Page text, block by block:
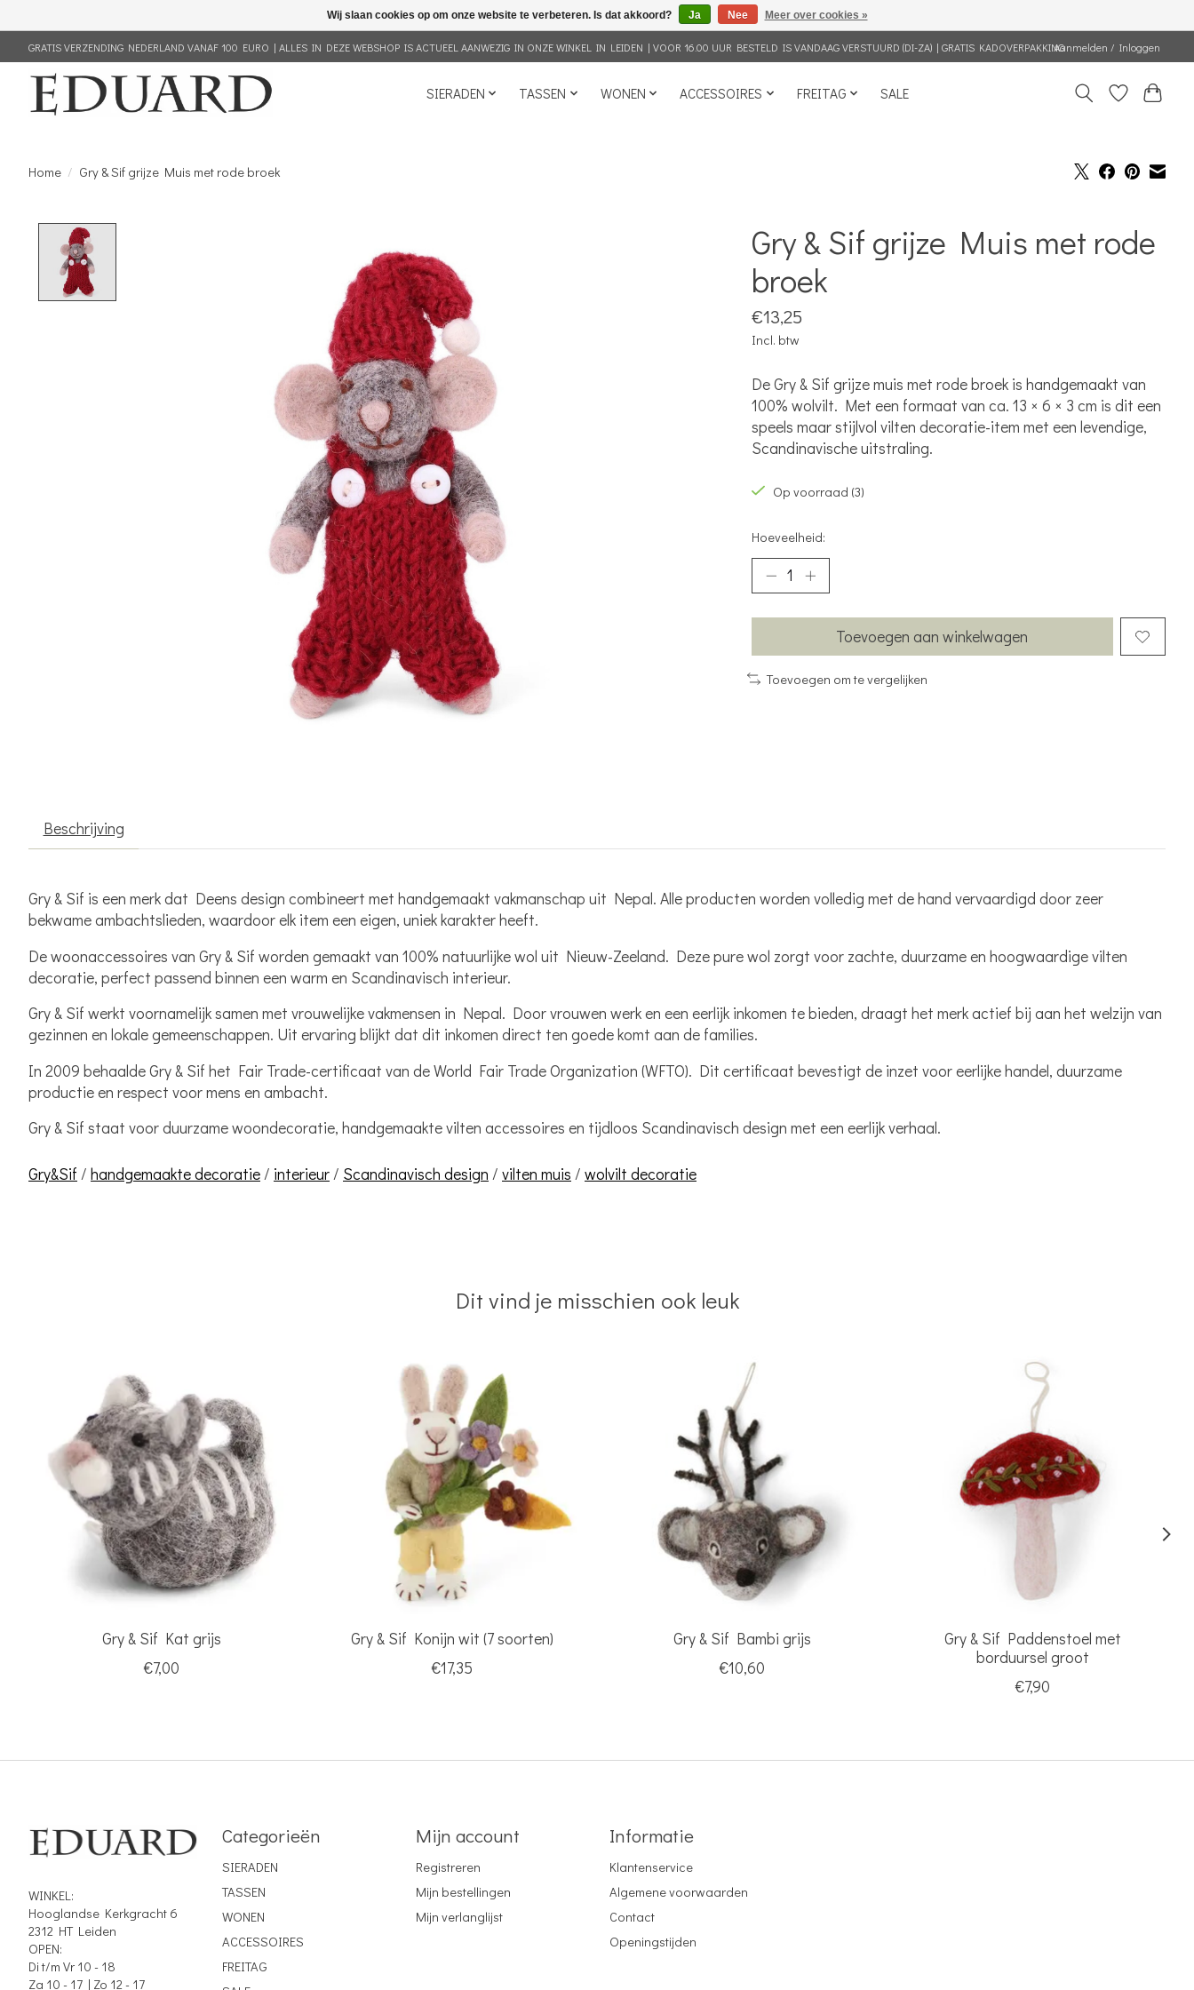
GRATIS VERZENDING NEDERLAND VANAF 100 EURO | ALLES IN DEZE WEBSHOP IS ACTUEEL AANWEZIG IN ONZE WINKEL IN LEIDEN | VOOR 16.00 UUR BESTELD IS VANDAAG VERSTUURD (DI-ZA) | GRATIS KADOVERPAKKINGAanmelden / Inloggen
SIERADEN TASSEN WONEN ACCESSOIRES FREITAG SALE
Home / Gry & Sif grijze Muis met rode broek
Gry & Sif grijze Muis met rode
broek
€13,25
Incl. btw
De Gry & Sif grijze muis met rode broek is handgemaakt van
100% wolvilt. Met een formaat van ca. 13 × 6 × 3 cm is dit een
speels maar stijlvol vilten decoratie-item met een levendige,
Scandinavische uitstraling.
Op voorraad (3)
Hoeveelheid:
Toevoegen aan winkelwagen
Toevoegen om te vergelijken
Beschrijving
Gry & Sif is een merk dat Deens design combineert met handgemaakt vakmanschap uit Nepal. Alle producten worden volledig met de hand vervaardigd door zeer
bekwame ambachtslieden, waardoor elk item een eigen, uniek karakter heeft.
De woonaccessoires van Gry & Sif worden gemaakt van 100% natuurlijke wol uit Nieuw-Zeeland. Deze pure wol zorgt voor zachte, duurzame en hoogwaardige vilten
decoratie, perfect passend binnen een warm en Scandinavisch interieur.
Gry & Sif werkt voornamelijk samen met vrouwelijke vakmensen in Nepal. Door vrouwen werk en een eerlijk inkomen te bieden, draagt het merk actief bij aan het welzijn van
gezinnen en lokale gemeenschappen. Uit ervaring blijkt dat dit inkomen direct ten goede komt aan de families.
In 2009 behaalde Gry & Sif het Fair Trade-certificaat van de World Fair Trade Organization (WFTO). Dit certificaat bevestigt de inzet voor eerlijke handel, duurzame
productie en respect voor mens en ambacht.
Gry & Sif staat voor duurzame woondecoratie, handgemaakte vilten accessoires en tijdloos Scandinavisch design met een eerlijk verhaal.
Gry&Sif / handgemaakte decoratie / interieur / Scandinavisch design / vilten muis / wolvilt decoratie
Dit vind je misschien ook leuk
Gry & Sif Kat grijs
€7,00
Gry & Sif Konijn wit (7 soorten)
€17,35
Gry & Sif Bambi grijs
€10,60
Gry & Sif Paddenstoel met
borduursel groot
€7,90
WINKEL:
Hooglandse Kerkgracht 6
2312 HT Leiden
OPEN:
Di t/m Vr 10 - 18
Za 10 - 17 | Zo 12 - 17
Categorieën
SIERADEN
TASSEN
WONEN
ACCESSOIRES
FREITAG
Mijn account
Registreren
Mijn bestellingen
Mijn verlanglijst
Informatie
Klantenservice
Algemene voorwaarden
Contact
Openingstijden
Wij slaan cookies op om onze website te verbeteren. Is dat akkoord? Ja Nee Meer over cookies »